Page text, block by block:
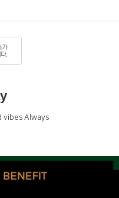
vibes Always